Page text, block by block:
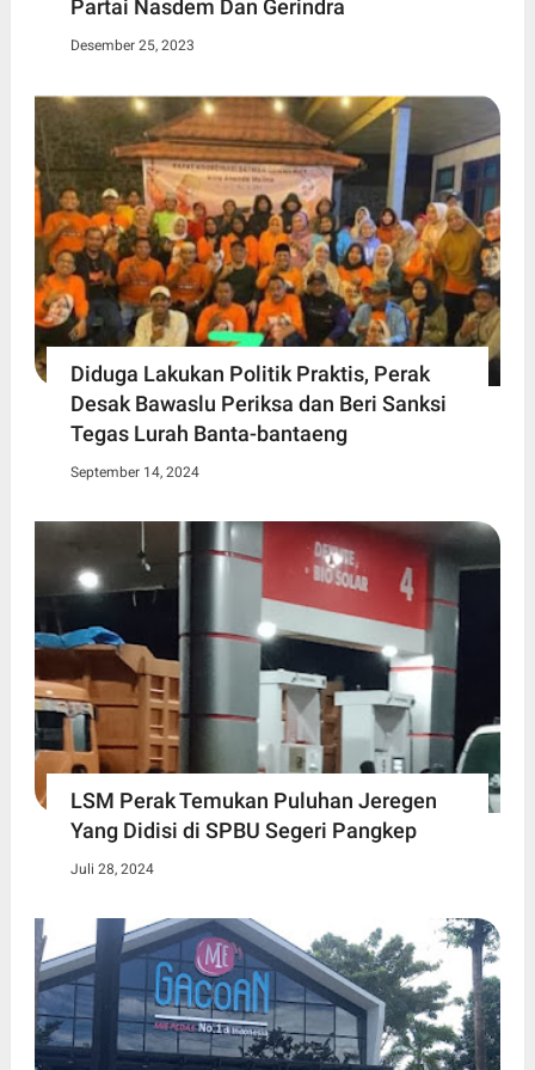
Partai Nasdem Dan Gerindra
Desember 25, 2023
Diduga Lakukan Politik Praktis, Perak
Desak Bawaslu Periksa dan Beri Sanksi
Tegas Lurah Banta-bantaeng
September 14, 2024
LSM Perak Temukan Puluhan Jeregen
Yang Didisi di SPBU Segeri Pangkep
Juli 28, 2024